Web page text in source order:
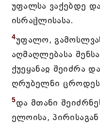
უფალსა ვაქებდე
ისრაჱლისასა.
4უფალო,
აღმაღლებასა
ქუეყანაჲ შეიძრა
ღრუბელნი
5და მთანი
ელოისა,